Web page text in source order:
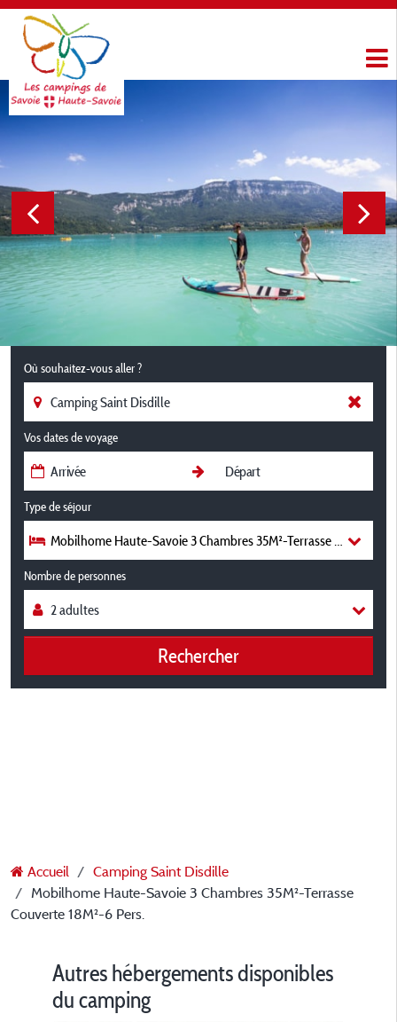
Où souhaitez-vous aller ?
Vos dates de voyage
Type de séjour
Mobilhome Haute-Savoie 3 Chambres 35M²-Terrasse Couverte
Nombre de personnes
Rechercher
Accueil
Camping Saint Disdille
Mobilhome Haute-Savoie 3 Chambres 35M²-Terrasse
Couverte 18M²-6 Pers.
Autres hébergements disponibles
du camping